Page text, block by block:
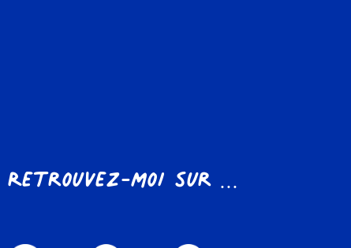
Retrouvez-moi sur ...